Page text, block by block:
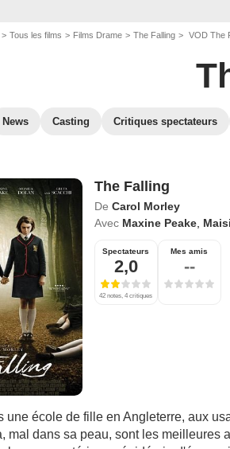
Tous les films Films Drame The Falling VOD The
News Casting Critiques spectateurs
The Falling
De Carol Morley
Avec Maxine Peake,
Spectateurs
2,0
42 notes, 4 critiques
Mes amis
--
une école de fille en Angleterre, aux
mal dans sa peau, sont les meilleures